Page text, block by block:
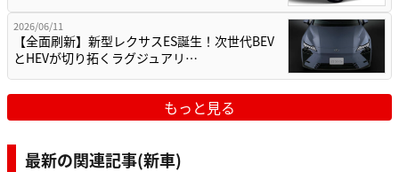
2026/06/11
【全面刷新】新型レクサスES誕生！次世代BEV
とHEVが切り拓くラグジュアリ…
もっと見る
最新の関連記事(新車)